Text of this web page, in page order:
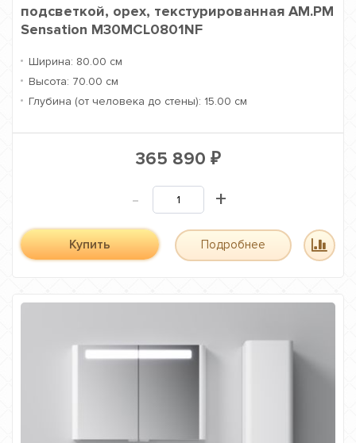
подсветкой, орех, текстурированная AM.PM
Sensation M30MCL0801NF
Ширина: 80.00 см
Высота: 70.00 см
Глубина (от человека до стены): 15.00 см
365 890 ₽
- +
Купить Подробнее